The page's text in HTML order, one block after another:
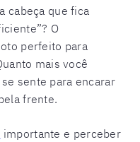
cabeça que fica
O
perfeito para
mais você
sente para encarar
frente.
importante e perceber